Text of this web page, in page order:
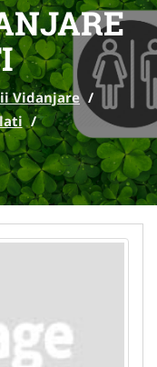
Vidanjare /
/